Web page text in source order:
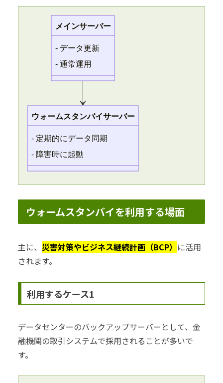
メインサーバー
- データ更新
- 通常運用
ウォームスタンバイサーバー
- 定期的にデータ同期
- 障害時に起動
ウォームスタンバイを利用する場面
主に、 災害対策やビジネス継続計画（BCP） に活用
されます。
利用するケース1
データセンターのバックアップサーバーとして、金
融機関の取引システムで採用されることが多いで
す。